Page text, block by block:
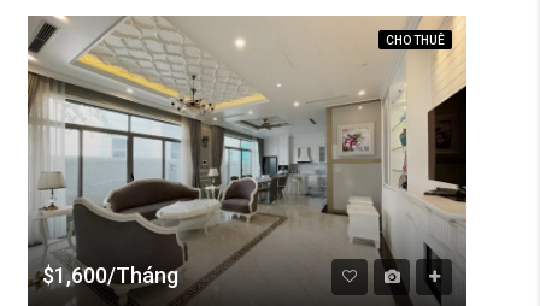
CHO THUÊ
$1,600/Tháng